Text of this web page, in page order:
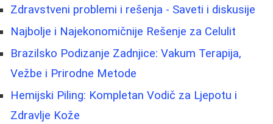
Zdravstveni problemi i rešenja - Saveti i diskusije
Najbolje i Najekonomičnije Rešenje za Celulit
Brazilsko Podizanje Zadnjice: Vakum Terapija,
Vežbe i Prirodne Metode
Hemijski Piling: Kompletan Vodič za Ljepotu i
Zdravlje Kože